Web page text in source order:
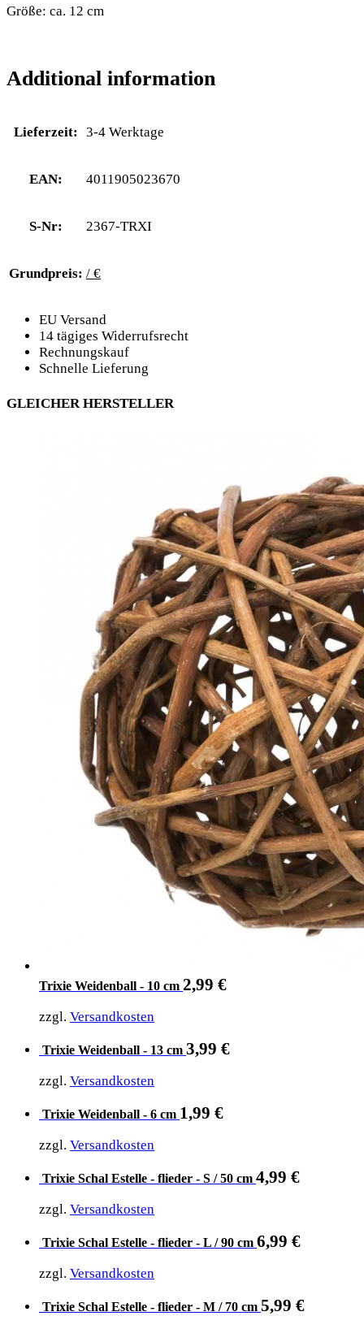
Größe: ca. 12 cm
Additional information
Lieferzeit: 3-4 Werktage
EAN: 4011905023670
S-Nr: 2367-TRXI
Grundpreis: / €
EU Versand
14 tägiges Widerrufsrecht
Rechnungskauf
Schnelle Lieferung
GLEICHER HERSTELLER
Trixie Weidenball - 10 cm 2,99 €
zzgl. Versandkosten
Trixie Weidenball - 13 cm 3,99 €
zzgl. Versandkosten
Trixie Weidenball - 6 cm 1,99 €
zzgl. Versandkosten
Trixie Schal Estelle - flieder - S / 50 cm 4,99 €
zzgl. Versandkosten
Trixie Schal Estelle - flieder - L / 90 cm 6,99 €
zzgl. Versandkosten
Trixie Schal Estelle - flieder - M / 70 cm 5,99 €